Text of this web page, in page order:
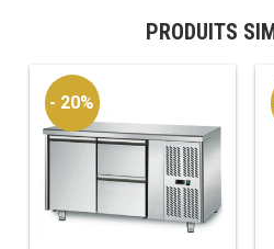
VITRINE À BOISSONS
ARRIÈRE-BAR
CAVE À VIN
PRODUITS
- 20%